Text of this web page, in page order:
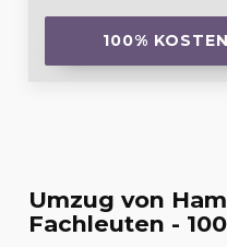
100%
Umzug von
Fachleuten -